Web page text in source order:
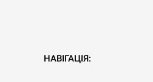
НАВІГАЦІЯ: